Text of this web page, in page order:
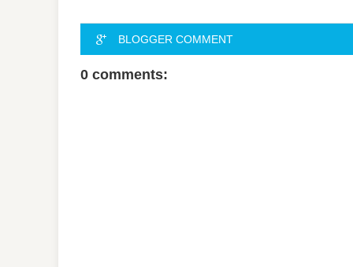
BLOGGER COMMENT
0 comments: